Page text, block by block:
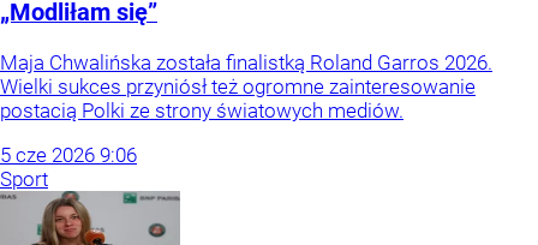
„Modliłam się”
Maja Chwalińska została finalistką Roland Garros 2026.
Wielki sukces przyniósł też ogromne zainteresowanie
postacią Polki ze strony światowych mediów.
5 cze 2026 9:06
Sport